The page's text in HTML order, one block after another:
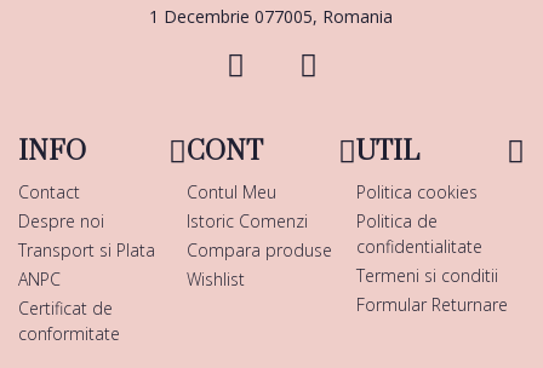
1 Decembrie 077005, Romania
INFO
Contact
Despre noi
Transport si Plata
ANPC
Certificat de
conformitate
CONT
Contul Meu
Istoric Comenzi
Compara produse
Wishlist
UTIL
Politica cookies
Politica de
confidentialitate
Termeni si conditii
Formular Returnare